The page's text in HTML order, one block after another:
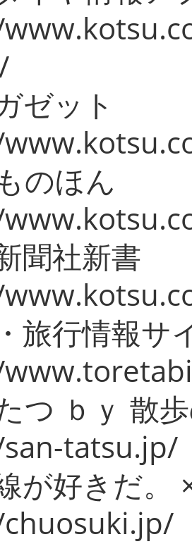
ゼット
のほん
聞社新書
旅行情報サ
つ ｂｙ 散
tatsu.jp/
が好きだ。